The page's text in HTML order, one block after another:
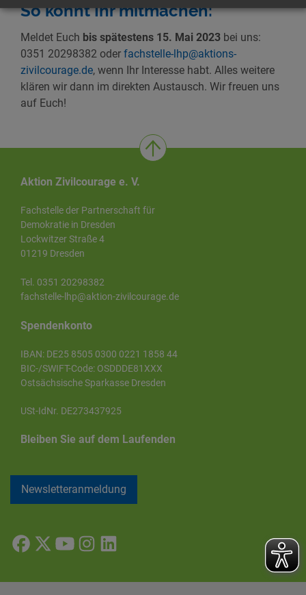
So könnt Ihr mitmachen:
Meldet Euch bis spätestens 15. Mai 2023 bei uns:
0351 20298382 oder fachstelle-lhp@aktions-
zivilcourage.de, wenn Ihr Interesse habt. Alles weitere
klären wir dann im direkten Austausch. Wir freuen uns
auf Euch!
Aktion Zivilcourage e. V.
Fachstelle der Partnerschaft für
Demokratie in Dresden
Lockwitzer Straße 4
01219 Dresden
Tel. 0351 20298382
fachstelle-lhp@aktion-zivilcourage.de
Spendenkonto
IBAN: DE25 8505 0300 0221 1858 44
BIC-/SWIFT-Code: OSDDDE81XXX
Ostsächsische Sparkasse Dresden
USt-IdNr. DE273437925
Bleiben Sie auf dem Laufenden
Newsletteranmeldung